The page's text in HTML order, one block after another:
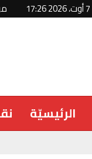
7 أوت، 2026 17:26
الرئيسيّة